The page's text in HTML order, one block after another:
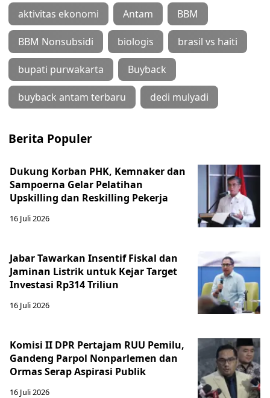
aktivitas ekonomi Antam BBM
BBM Nonsubsidi biologis brasil vs haiti
bupati purwakarta Buyback
buyback antam terbaru dedi mulyadi
Berita Populer
Dukung Korban PHK, Kemnaker dan
Sampoerna Gelar Pelatihan
Upskilling dan Reskilling Pekerja
16 Juli 2026
Jabar Tawarkan Insentif Fiskal dan
Jaminan Listrik untuk Kejar Target
Investasi Rp314 Triliun
16 Juli 2026
Komisi II DPR Pertajam RUU Pemilu,
Gandeng Parpol Nonparlemen dan
Ormas Serap Aspirasi Publik
16 Juli 2026